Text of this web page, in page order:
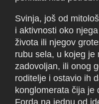
Svinja, još od
i aktivnosti oko
života ili njegov
rubu sela, u kojeg je
zadovoljan, ili onog
roditelje i ostavio ih
konglomerata čija je
Forda na jednu od